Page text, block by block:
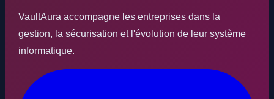
VaultAura accompagne les entreprises dans la
gestion, la sécurisation et l'évolution de leur système
informatique.